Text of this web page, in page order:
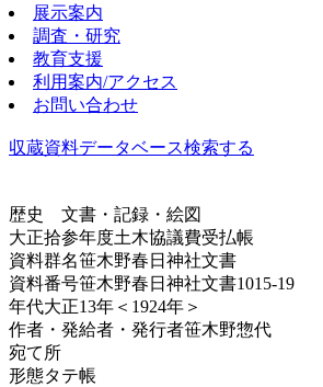
展示案内
調査・研究
教育支援
利用案内/アクセス
お問い合わせ
収蔵資料データベース検索する
歴史
文書・記録・絵図
大正拾参年度土木協議費受払帳
資料群名笹木野春日神社文書
資料番号笹木野春日神社文書1015-19
年代大正13年＜1924年＞
作者・発給者・発行者笹木野惣代
宛て所
形態タテ帳